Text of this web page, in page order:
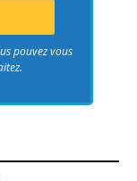
pouvez vous